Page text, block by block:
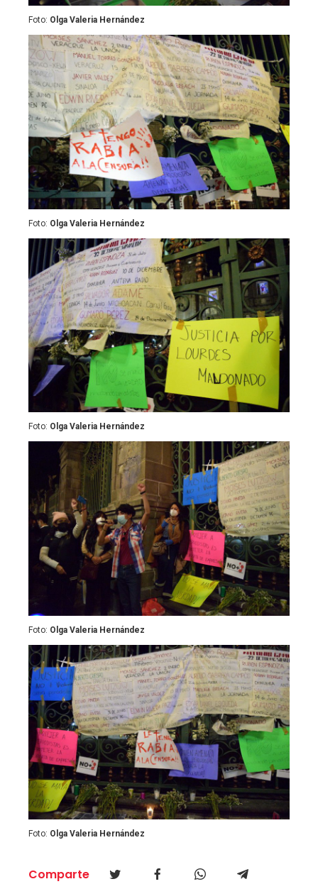
Foto: Olga Valeria Hernández
Foto: Olga Valeria Hernández
Foto: Olga Valeria Hernández
Foto: Olga Valeria Hernández
Foto: Olga Valeria Hernández
Comparte